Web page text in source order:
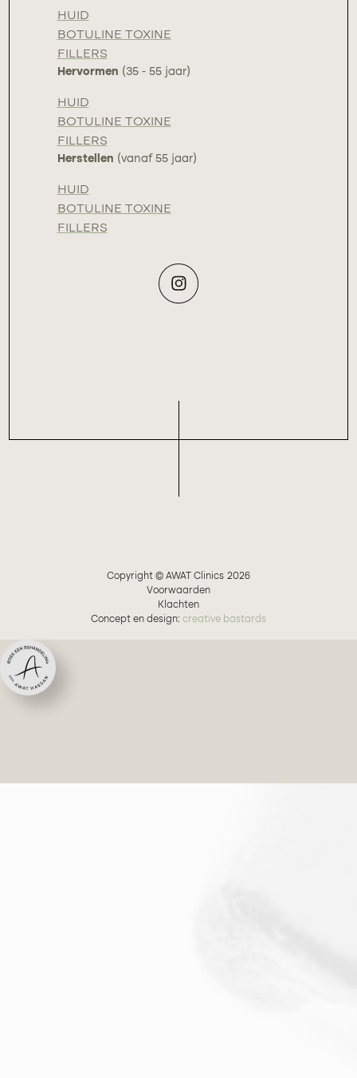
HUID
BOTULINE TOXINE
FILLERS
Hervormen (35 - 55 jaar)
HUID
BOTULINE TOXINE
FILLERS
Herstellen (vanaf 55 jaar)
HUID
BOTULINE TOXINE
FILLERS
Copyright © AWAT Clinics 2026
Voorwaarden
Klachten
Concept en design: creative bastards